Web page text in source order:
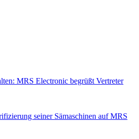
MRS Electronic begrüßt Vertreter
seiner Sämaschinen auf MRS